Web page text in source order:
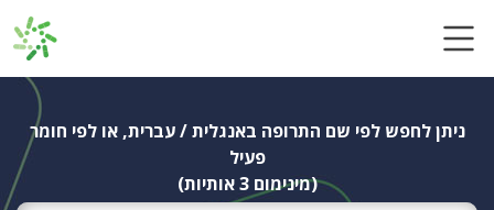
ניתן לחפש לפי שם התרופה באנגלית / עברית, או לפי חומר
פעיל
(מינימום 3 אותיות)